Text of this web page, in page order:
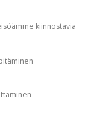
kiinnostavia